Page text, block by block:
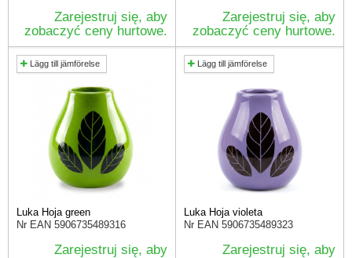
Zarejestruj się, aby
zobaczyć ceny hurtowe.
Zarejestruj się, aby
zobaczyć ceny hurtowe.
Lägg till jämförelse
Luka Hoja green
Nr EAN 5906735489316
Zarejestruj się, aby
Lägg till jämförelse
Luka Hoja violeta
Nr EAN 5906735489323
Zarejestruj się, aby